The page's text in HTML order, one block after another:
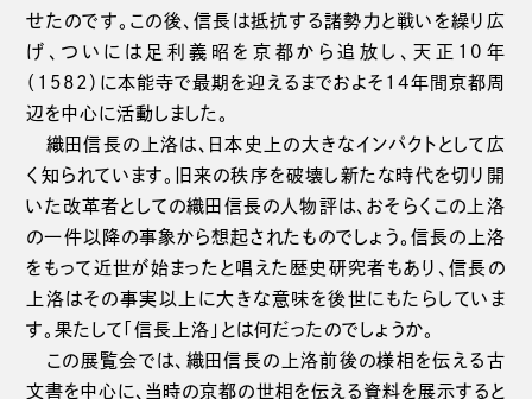
せたのです。この後、信長は抵抗する諸勢力と戦いを繰り広
げ、ついには足利義昭を京都から追放し、天正10年
（1582）に本能寺で最期を迎えるまでおよそ14年間京都周
辺を中心に活動しました。
織田信長の上洛は、日本史上の大きなインパクトとして広
く知られています。旧来の秩序を破壊し新たな時代を切り開
いた改革者としての織田信長の人物評は、おそらくこの上洛
の一件以降の事象から想起されたものでしょう。信長の上洛
をもって近世が始まったと唱えた歴史研究者もあり、信長の
上洛はその事実以上に大きな意味を後世にもたらしていま
す。果たして「信長上洛」とは何だったのでしょうか。
この展覧会では、織田信長の上洛前後の様相を伝える古
文書を中心に、当時の京都の世相を伝える資料を展示すると